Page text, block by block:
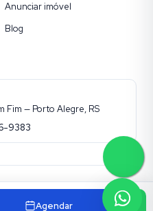
Agendar
Anunciar imóvel
Blog
Fim — Porto Alegre, RS
9383
os direitos reservados.
Superadmin